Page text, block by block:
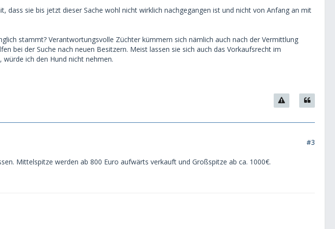
dass sie bis jetzt dieser Sache wohl nicht wirklich nachgegangen ist und nicht von Anfang an mit
stammt? Verantwortungsvolle Züchter kümmern sich nämlich auch nach der Vermittlung
bei der Suche nach neuen Besitzern. Meist lassen sie sich auch das Vorkaufsrecht im
ich den Hund nicht nehmen.
#3
Mittelspitze werden ab 800 Euro aufwärts verkauft und Großspitze ab ca. 1000€.